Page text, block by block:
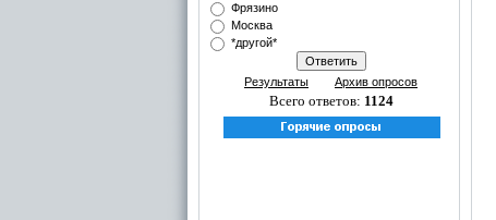
Фрязино
Москва
*другой*
Результаты Архив опросов
Всего ответов: 1124